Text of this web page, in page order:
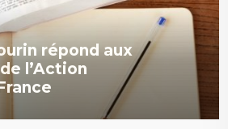
répond aux
l’Action